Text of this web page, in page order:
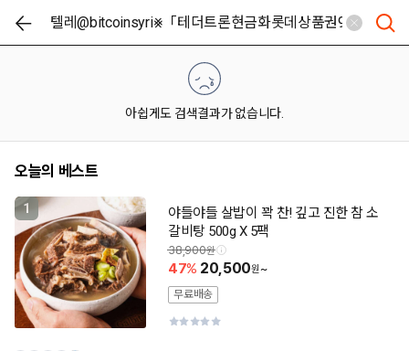
아쉽게도 검색결과가 없습니다.
오늘의 베스트
1
야들야들 살밥이 꽉 찬! 깊고 진한 참 소
갈비탕 500g X 5팩
38,900
47 20,500
~
무료배송